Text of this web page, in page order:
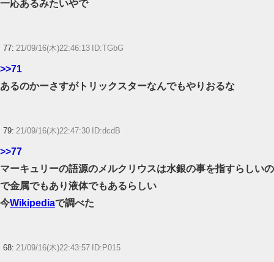
一応あるみたいやで
77: 21/09/16(木)22:46:13 ID:TGbG
>>71
あるのかーさすがトリックスターなんでもやりおるな
79: 21/09/16(木)22:47:30 ID:dcdB
>>77
マーキュリーの語源のメルクリウスは水銀の事を指すらしいの
で金属でもあり液体でもあるらしい
今Wikipediaで調べた
68: 21/09/16(木)22:43:57 ID:P015